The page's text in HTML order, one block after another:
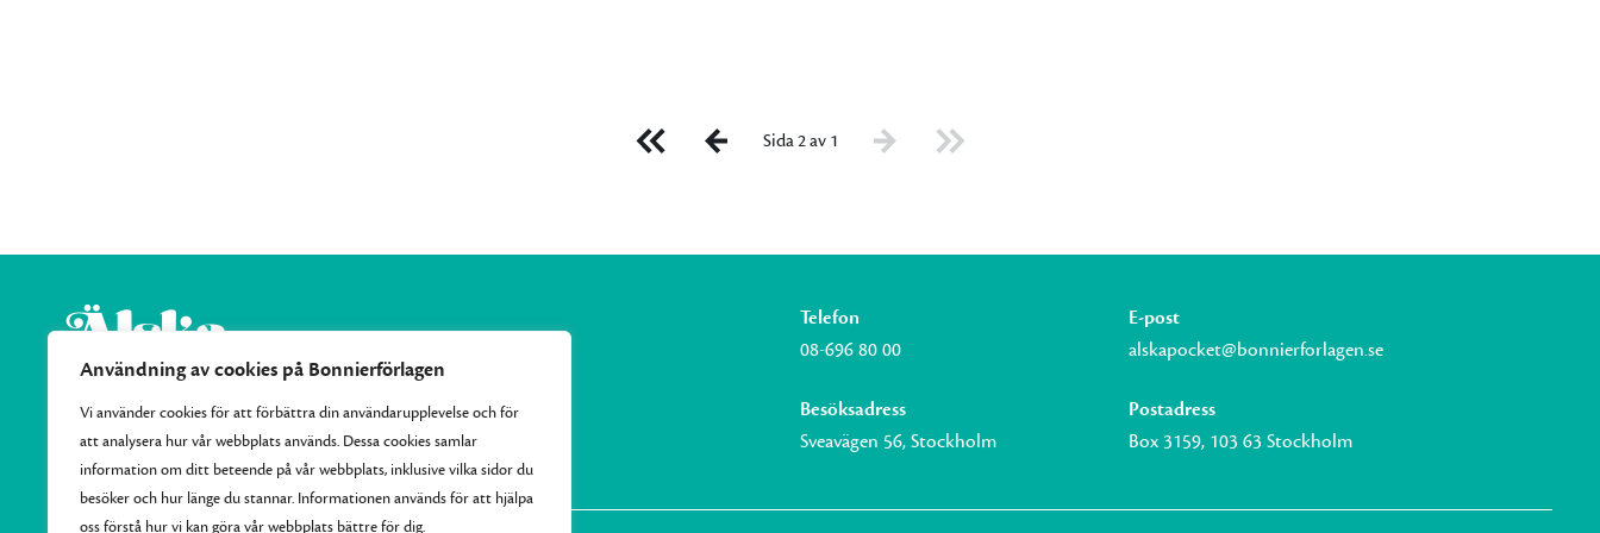
Användning av cookies på Bonnierförlagen
Vi använder cookies för att förbättra din användarupplevelse och för
att analysera hur vår webbplats används. Dessa cookies samlar
information om ditt beteende på vår webbplats, inklusive vilka sidor du
besöker och hur länge du stannar. Informationen används för att hjälpa
oss förstå hur vi kan göra vår webbplats bättre för dig.
Sida 2 av 1
Vi samlar Bonnierförlagens pocketutgivning och ger varje
månad ut 10–15 nya efterlängtade titlar.
Telefon
08-696 80 00
E-post
alskapocket@bonnierforlagen.se
Besöksadress
Sveavägen 56, Stockholm
Postadress
Box 3159, 103 63 Stockholm